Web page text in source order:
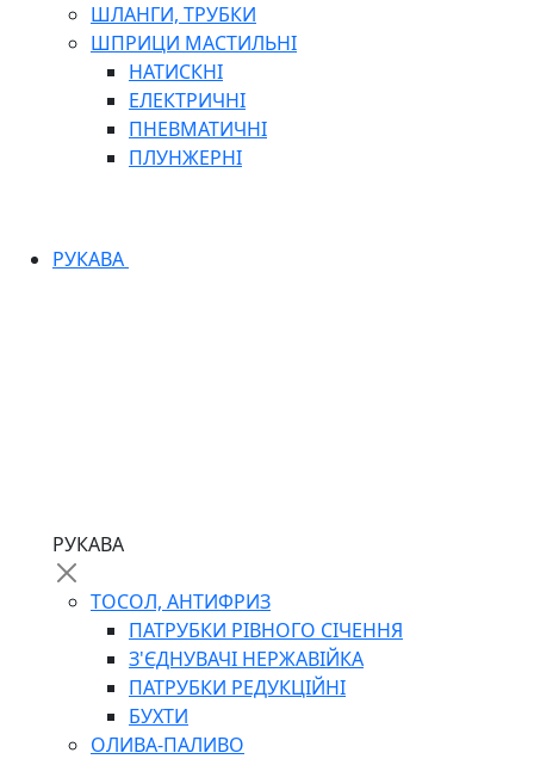
ШЛАНГИ, ТРУБКИ
ШПРИЦИ МАСТИЛЬНІ
НАТИСКНІ
ЕЛЕКТРИЧНІ
ПНЕВМАТИЧНІ
ПЛУНЖЕРНІ
РУКАВА
РУКАВА
ТОСОЛ, АНТИФРИЗ
ПАТРУБКИ РІВНОГО СІЧЕННЯ
З'ЄДНУВАЧІ НЕРЖАВІЙКА
ПАТРУБКИ РЕДУКЦІЙНІ
БУХТИ
ОЛИВА-ПАЛИВО